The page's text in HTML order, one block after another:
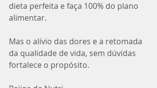
dieta perfeita e faça 100% do plano
alimentar.
Mas o alívio das dores e a retomada
da qualidade de vida, sem dúvidas
fortalece o propósito.